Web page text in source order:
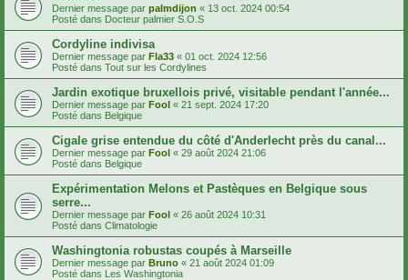
Dernier message par palmdijon « 13 oct. 2024 00:54
Posté dans Docteur palmier S.O.S
Cordyline indivisa
Dernier message par Fla33 « 01 oct. 2024 12:56
Posté dans Tout sur les Cordylines
Jardin exotique bruxellois privé, visitable pendant l'année...
Dernier message par Fool « 21 sept. 2024 17:20
Posté dans Belgique
Cigale grise entendue du côté d'Anderlecht près du canal...
Dernier message par Fool « 29 août 2024 21:06
Posté dans Belgique
Expérimentation Melons et Pastèques en Belgique sous
serre...
Dernier message par Fool « 26 août 2024 10:31
Posté dans Climatologie
Washingtonia robustas coupés à Marseille
Dernier message par Bruno « 21 août 2024 01:09
Posté dans Les Washingtonia